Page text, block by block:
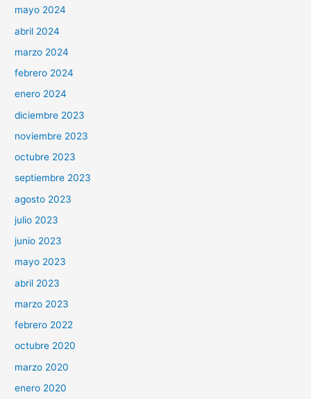
mayo 2024
abril 2024
marzo 2024
febrero 2024
enero 2024
diciembre 2023
noviembre 2023
octubre 2023
septiembre 2023
agosto 2023
julio 2023
junio 2023
mayo 2023
abril 2023
marzo 2023
febrero 2022
octubre 2020
marzo 2020
enero 2020